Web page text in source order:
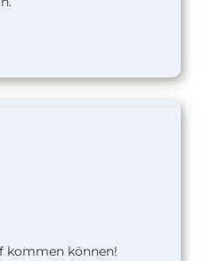
kommen können!